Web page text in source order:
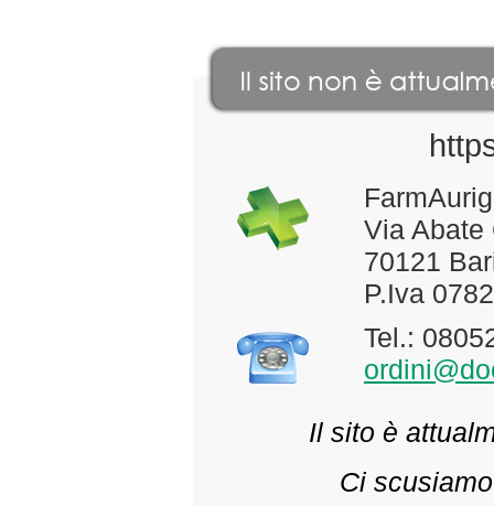
Via Abate
70121
P.Iva
Tel.:
Il sito è
Ci